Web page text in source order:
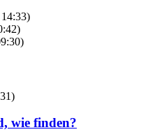
wie finden?